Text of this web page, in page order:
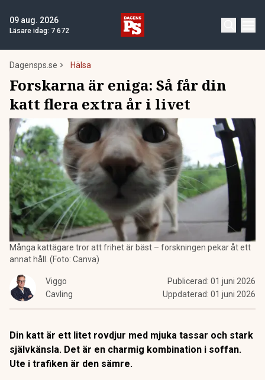
09 aug. 2026
Läsare idag: 7 672
Dagensps.se Hälsa
Forskarna är eniga: Så får din
katt flera extra år i livet
Många kattägare tror att frihet är bäst – forskningen pekar åt ett
annat håll. (Foto: Canva)
Viggo
Cavling
Publicerad: 01 juni 2026
Uppdaterad: 01 juni 2026
Din katt är ett litet rovdjur med mjuka tassar och stark
självkänsla. Det är en charmig kombination i soffan.
Ute i trafiken är den sämre.